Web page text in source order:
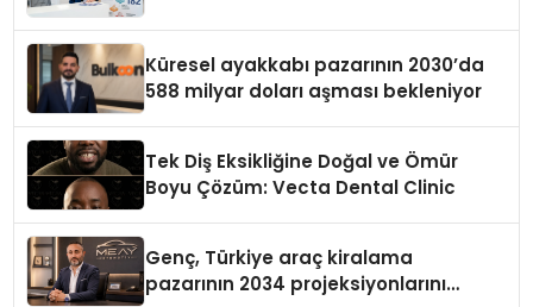
Küresel ayakkabı pazarının 2030’da
588 milyar doları aşması bekleniyor
Tek Diş Eksikliğine Doğal ve Ömür
Boyu Çözüm: Vecta Dental Clinic
Genç, Türkiye araç kiralama
pazarının 2034 projeksiyonlarını